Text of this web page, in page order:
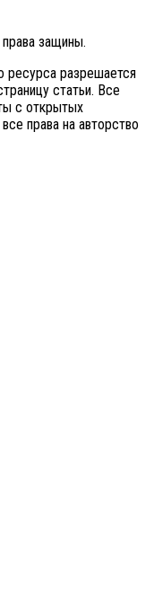
защины.
ресурса разрешается
статьи. Все
с открытых
права на авторство